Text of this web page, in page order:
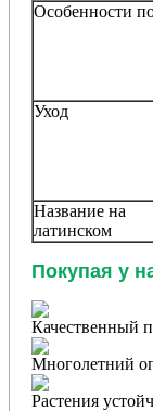
Особенности
Уход
Название на
латинском
Покупая у
Качественный
Многолетний
Растения